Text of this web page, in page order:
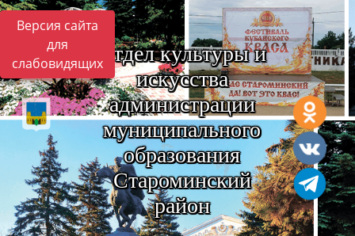
Версия сайта
для
слабовидящих Отдел культуры и
искусства
администрации
муниципального
образования
Староминский
район